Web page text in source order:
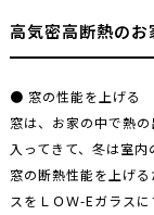
高気密高断熱のお
● 窓の性能を上げる
窓は、お家の中で熱
入ってきて、冬は室
窓の断熱性能を上げ
スをＬＯＷ-Eガラス